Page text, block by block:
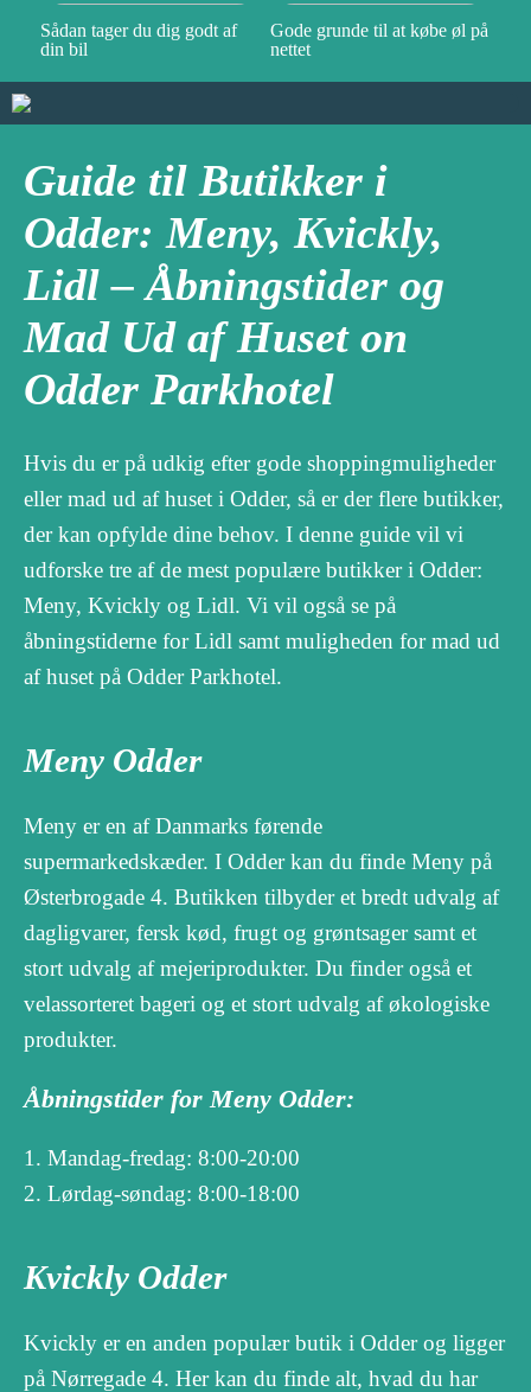
Sådan tager du dig godt af
din bil
Gode grunde til at købe øl på
nettet
Guide til Butikker i
Odder: Meny, Kvickly,
Lidl – Åbningstider og
Mad Ud af Huset on
Odder Parkhotel
Hvis du er på udkig efter gode shoppingmuligheder
eller mad ud af huset i Odder, så er der flere butikker,
der kan opfylde dine behov. I denne guide vil vi
udforske tre af de mest populære butikker i Odder:
Meny, Kvickly og Lidl. Vi vil også se på
åbningstiderne for Lidl samt muligheden for mad ud
af huset på Odder Parkhotel.
Meny Odder
Meny er en af Danmarks førende
supermarkedskæder. I Odder kan du finde Meny på
Østerbrogade 4. Butikken tilbyder et bredt udvalg af
dagligvarer, fersk kød, frugt og grøntsager samt et
stort udvalg af mejeriprodukter. Du finder også et
velassorteret bageri og et stort udvalg af økologiske
produkter.
Åbningstider for Meny Odder:
Mandag-fredag: 8:00-20:00
Lørdag-søndag: 8:00-18:00
Kvickly Odder
Kvickly er en anden populær butik i Odder og ligger
på Nørregade 4. Her kan du finde alt, hvad du har